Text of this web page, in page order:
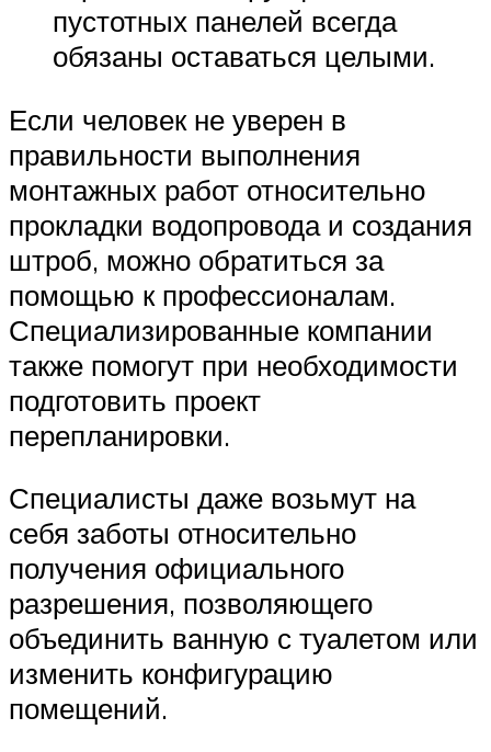
пустотных панелей всегда
обязаны оставаться целыми.
Если человек не уверен в
правильности выполнения
монтажных работ относительно
прокладки водопровода и создания
штроб, можно обратиться за
помощью к профессионалам.
Специализированные компании
также помогут при необходимости
подготовить проект
перепланировки.
Специалисты даже возьмут на
себя заботы относительно
получения официального
разрешения, позволяющего
объединить ванную с туалетом или
изменить конфигурацию
помещений.